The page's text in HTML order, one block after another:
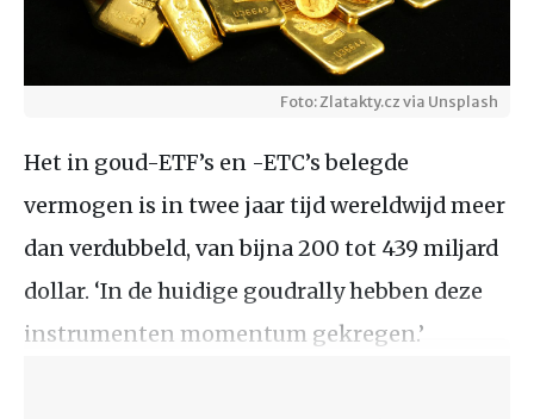
Foto: Zlatakty.cz via Unsplash
Het in goud-ETF’s en -ETC’s belegde
vermogen is in twee jaar tijd wereldwijd meer
dan verdubbeld, van bijna 200 tot 439 miljard
dollar. ‘In de huidige goudrally hebben deze
instrumenten momentum gekregen.’